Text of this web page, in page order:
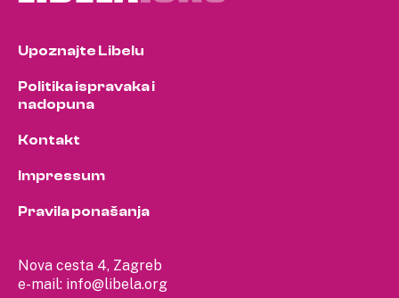
Nova cesta 4, Zagreb
e-mail: info@libela.org
Upoznajte Libelu
Politika ispravaka i
nadopuna
Kontakt
Impressum
Pravila ponašanja